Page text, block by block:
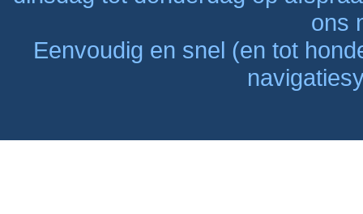
ons
Eenvoudig en snel (en tot